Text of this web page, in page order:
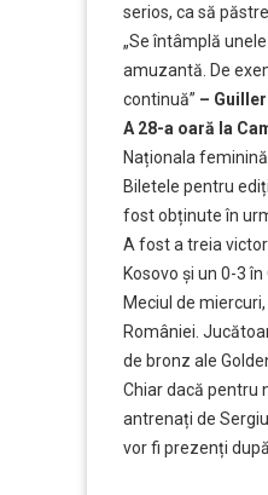
serios, ca să
„Se întâmplă
amuzantă. De
continuă” –
A 28-a oară la
Naționala
Biletele pentru
fost obținute în
A fost a treia
Kosovo și un 0-3 în
Meciul de
României.
de bronz ale
Chiar dacă pentru
antrenați de
vor fi prezenți